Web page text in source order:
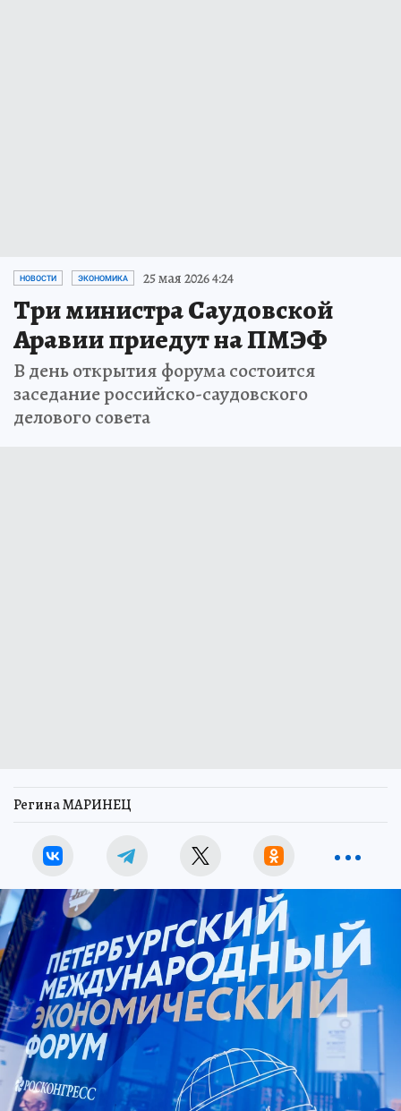
НОВОСТИ ЭКОНОМИКА 25 мая 2026 4:24
Три министра Саудовской
Аравии приедут на ПМЭФ
В день открытия форума состоится
заседание российско-саудовского
делового совета
Регина МАРИНЕЦ